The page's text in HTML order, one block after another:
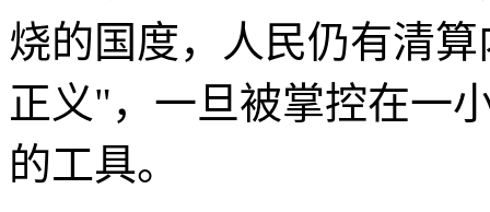
烧的国度，人民仍有清
正义"，一旦被掌控在一
的工具。